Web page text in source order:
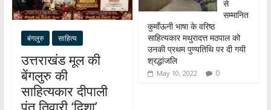
बंगलुरु साहित्य
उत्तराखंड मूल की
बेंगलुरु की
साहित्यकार दीपाली
से
सम्मानित
कुमाँऊनी भाषा के वरिष्ठ
साहित्यकार मथुरादत्त मठपाल को
उनकी प्रथम पुण्यतिथि पर दी गयी
श्रद्धांजलि
May 10, 2022 0